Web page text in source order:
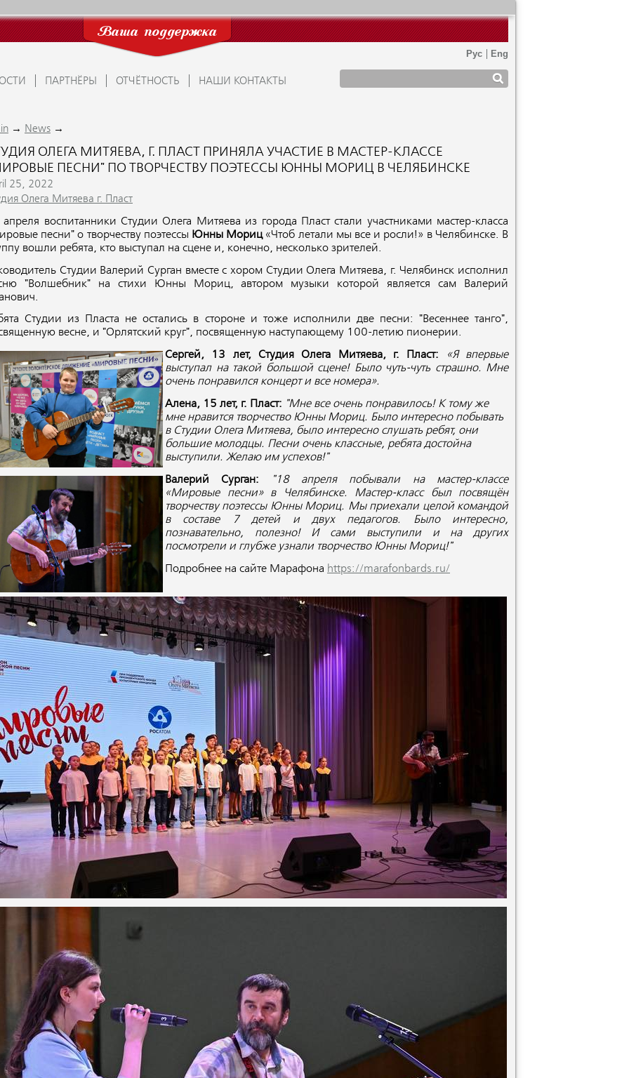
Ваша поддержка
ПАРТНЁРЫ ОТЧЁТНОСТЬ НАШИ КОНТАКТЫ
→ News →
ОЛЕГА МИТЯЕВА, Г. ПЛАСТ ПРИНЯЛА УЧАСТИЕ В МАСТЕР-КЛАССЕ
ПЕСНИ" ПО ТВОРЧЕСТВУ ПОЭТЕССЫ ЮННЫ МОРИЦ В ЧЕЛЯБИНСКЕ
25, 2022
Олега Митяева г. Пласт
апреля воспитанники Студии Олега Митяева из города Пласт стали участниками мастер-класса
песни" о творчеству поэтессы Юнны Мориц«Чтоб летали мы все и росли!» в Челябинске. В
вошли ребята, кто выступал на сцене и, конечно, несколько зрителей.
Студии Валерий Сурган вместе с хором Студии Олега Митяева, г. Челябинск исполнил
"Волшебник" на стихи Юнны Мориц, автором музыки которой является сам Валерий
Студии из Пласта не остались в стороне и тоже исполнили две песни: "Весеннее танго",
весне, и "Орлятский круг", посвященную наступающему 100-летию пионерии.
Сергей, 13 лет, Студия Олега Митяева, г. Пласт:
«Я впервые
выступал на такой большой сцене! Было чуть-чуть страшно. Мне
очень понравился концерт и все номера».
Алена, 15 лет, г. Пласт: "Мне все очень понравилось! К тому же
мне нравится творчество Юнны Мориц. Было интересно побывать
в Студии Олега Митяева, было интересно слушать ребят, они
большие молодцы. Песни очень классные, ребята достойна
выступили. Желаю им успехов!"
Валерий Сурган:
"18 апреля побывали на мастер-классе
«Мировые песни» в Челябинске. Мастер-класс был посвящён
творчеству поэтессы Юнны Мориц. Мы приехали целой командой
в составе 7 детей и двух педагогов. Было интересно,
познавательно, полезно! И сами выступили и на других
посмотрели и глубже узнали творчество Юнны Мориц!"
Подробнее на сайте Марафона https://marafonbards.ru/